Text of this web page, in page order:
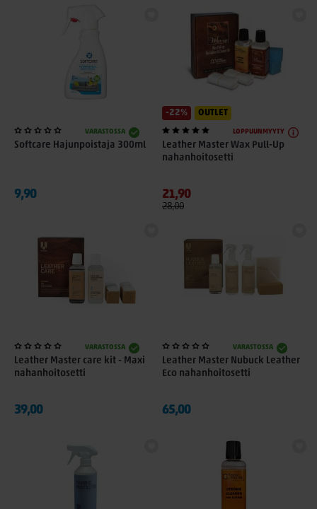
VARASTOSSA
Softcare Hajunpoistaja 300ml
9,90
-22% OUTLET
LOPPUUNMYYTY
Leather Master Wax Pull-Up
nahanhoitosetti
21,90
28,00
VARASTOSSA
Leather Master care kit - Maxi
nahanhoitosetti
39,00
VARASTOSSA
Leather Master Nubuck Leather
Eco nahanhoitosetti
65,00